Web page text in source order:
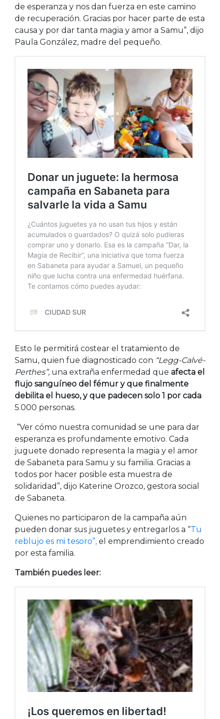
de esperanza y nos dan fuerza en este camino
de recuperación. Gracias por hacer parte de esta
causa y por dar tanta magia y amor a Samu”, dijo
Paula González, madre del pequeño.
Esto le permitirá costear el tratamiento de
Samu, quien fue diagnosticado con “Legg-Calvé-
Perthes”, una extraña enfermedad que afecta el
flujo sanguíneo del fémur y que finalmente
debilita el hueso, y que padecen solo 1 por cada
5.000 personas.
“Ver cómo nuestra comunidad se une para dar
esperanza es profundamente emotivo. Cada
juguete donado representa la magia y el amor
de Sabaneta para Samu y su familia. Gracias a
todos por hacer posible esta muestra de
solidaridad”, dijo Katerine Orozco, gestora social
de Sabaneta.
Quienes no participaron de la campaña aún
pueden donar sus juguetes y entregarlos a “Tu
reblujo es mi tesoro”, el emprendimiento creado
por esta familia.
También puedes leer: